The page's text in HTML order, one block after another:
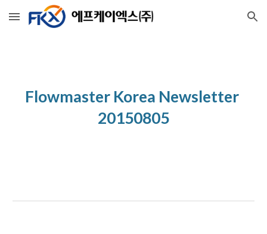
Skip to main content Skip to navigation
Flowmaster Korea Newsletter
20150805